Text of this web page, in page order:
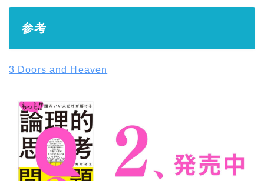
参考
3 Doors and Heaven